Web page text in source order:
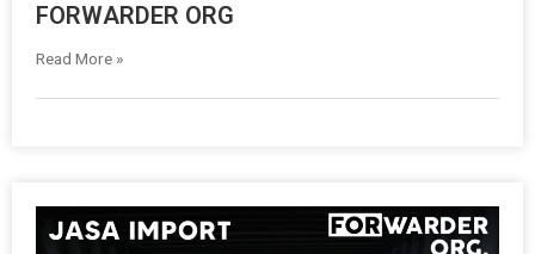
FORWARDER ORG
Read More »